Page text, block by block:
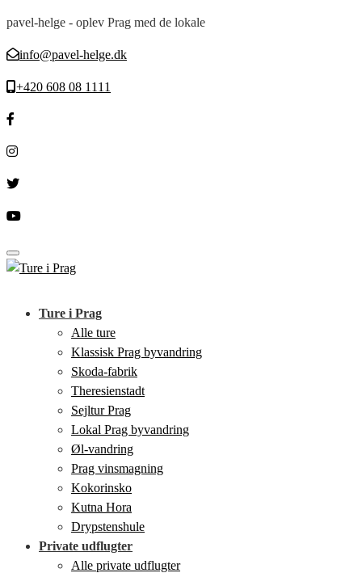
pavel-helge - oplev Prag med de lokale
info@pavel-helge.dk
+420 608 08 1111
Toggle navigation
Ture i Prag
Alle ture
Klassisk Prag byvandring
Skoda-fabrik
Theresienstadt
Sejltur Prag
Lokal Prag byvandring
Øl-vandring
Prag vinsmagning
Kokorinsko
Kutna Hora
Drypstenshule
Private udflugter
Alle private udflugter